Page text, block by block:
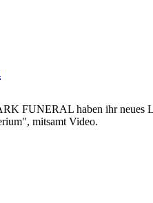
FUNERAL haben ihr neues
mitsamt Video.